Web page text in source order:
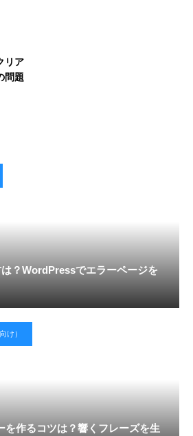
リア
問題
？WordPressでエラーページを
け）
を作るコツは？響くフレーズを生